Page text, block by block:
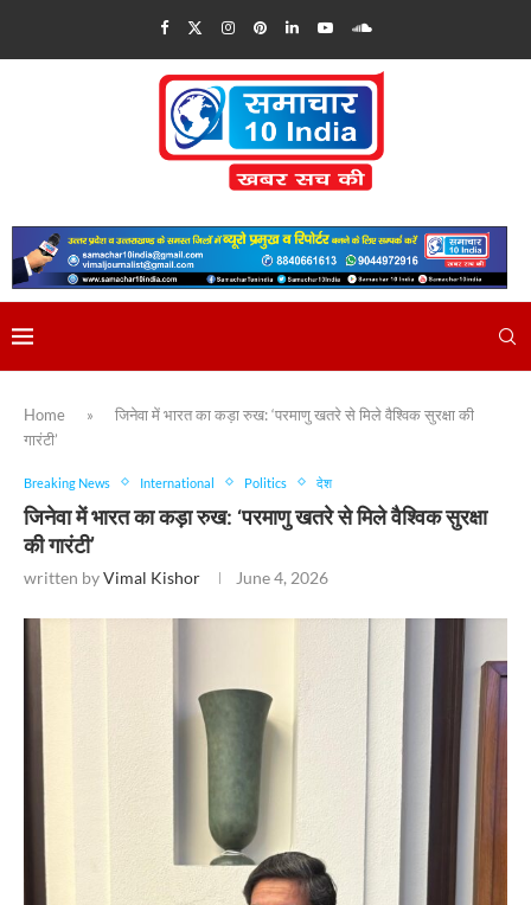
Home »
जिनेवा में भारत का कड़ा रुख: ‘परमाणु खतरे से मिले वैश्विक सुरक्षा की
गारंटी’
Breaking News International Politics देश
जिनेवा में भारत का कड़ा रुख: ‘परमाणु खतरे से मिले वैश्विक सुरक्षा
की गारंटी’
written byVimal Kishor June 4, 2026